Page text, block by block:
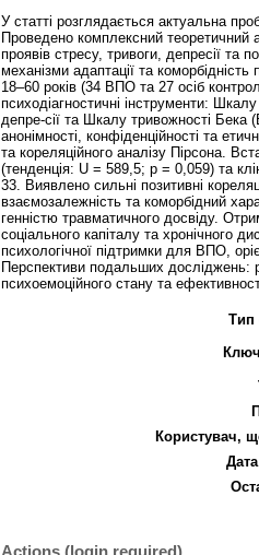
У статті розглядається актуальна
Проведено комплексний теоретичний
проявів стресу, тривоги, депресії та
механізми адаптації та
18–60 років (34 ВПО та 27 осіб
психодіагностичні інструменти:
депре-сії та Шкалу тривожності Бека
анонімності, конфіденційності та
та кореляційного аналізу Пірсона.
(тенденція: U = 589,5; p = 0,059) та
33. Виявлено сильні позитивні
взаємозалежність та коморбідний
генністю травматичного досвіду.
соціального капіталу та хронічного
психологічної підтримки для ВПО,
Перспективи подальших досліджень:
психоемоційного стану та
Тип
Користувач,